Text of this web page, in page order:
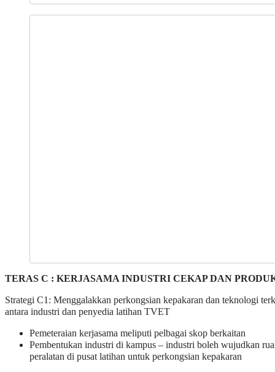
TERAS C : KERJASAMA INDUSTRI CEKAP DAN
Strategi C1: Menggalakkan perkongsian kepakaran dan teknologi
antara industri dan penyedia latihan TVET
Pemeteraian kerjasama meliputi pelbagai skop berkaitan
Pembentukan industri di kampus – industri boleh wujudkan
peralatan di pusat latihan untuk perkongsian kepakaran